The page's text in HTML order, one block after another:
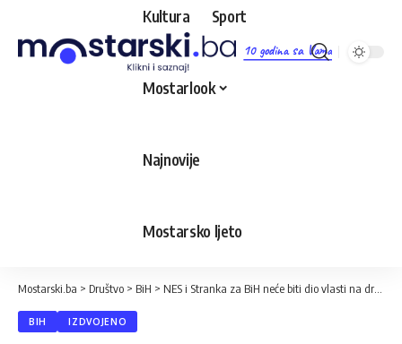
10 godina sa Vama
Kultura Sport
Mostarlook
Najnovije
Mostarsko ljeto
Mostarski.ba > Društvo > BiH > NES i Stranka za BiH neće biti dio vlasti na državnom nivou
BIH IZDVOJENO